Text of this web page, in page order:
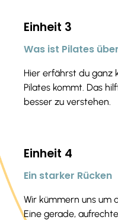
Einheit 3
Was ist Pilates
Hier erfährst du ganz
Pilates kommt. Das
besser zu verstehen.
Einheit 4
Ein starker Rücken
Wir kümmern uns um
Eine gerade,